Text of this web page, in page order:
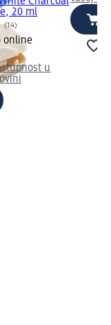
20 ml
(14)
online
u